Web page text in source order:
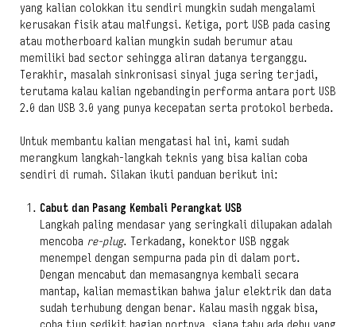
yang kalian colokkan itu sendiri mungkin sudah mengalami
kerusakan fisik atau malfungsi. Ketiga, port USB pada casing
atau motherboard kalian mungkin sudah berumur atau
memiliki bad sector sehingga aliran datanya terganggu.
Terakhir, masalah sinkronisasi sinyal juga sering terjadi,
terutama kalau kalian ngebandingin performa antara port USB
2.0 dan USB 3.0 yang punya kecepatan serta protokol berbeda.
Untuk membantu kalian mengatasi hal ini, kami sudah
merangkum langkah-langkah teknis yang bisa kalian coba
sendiri di rumah. Silakan ikuti panduan berikut ini:
Cabut dan Pasang Kembali Perangkat USB
Langkah paling mendasar yang seringkali dilupakan adalah
mencoba re-plug. Terkadang, konektor USB nggak
menempel dengan sempurna pada pin di dalam port.
Dengan mencabut dan memasangnya kembali secara
mantap, kalian memastikan bahwa jalur elektrik dan data
sudah terhubung dengan benar. Kalau masih nggak bisa,